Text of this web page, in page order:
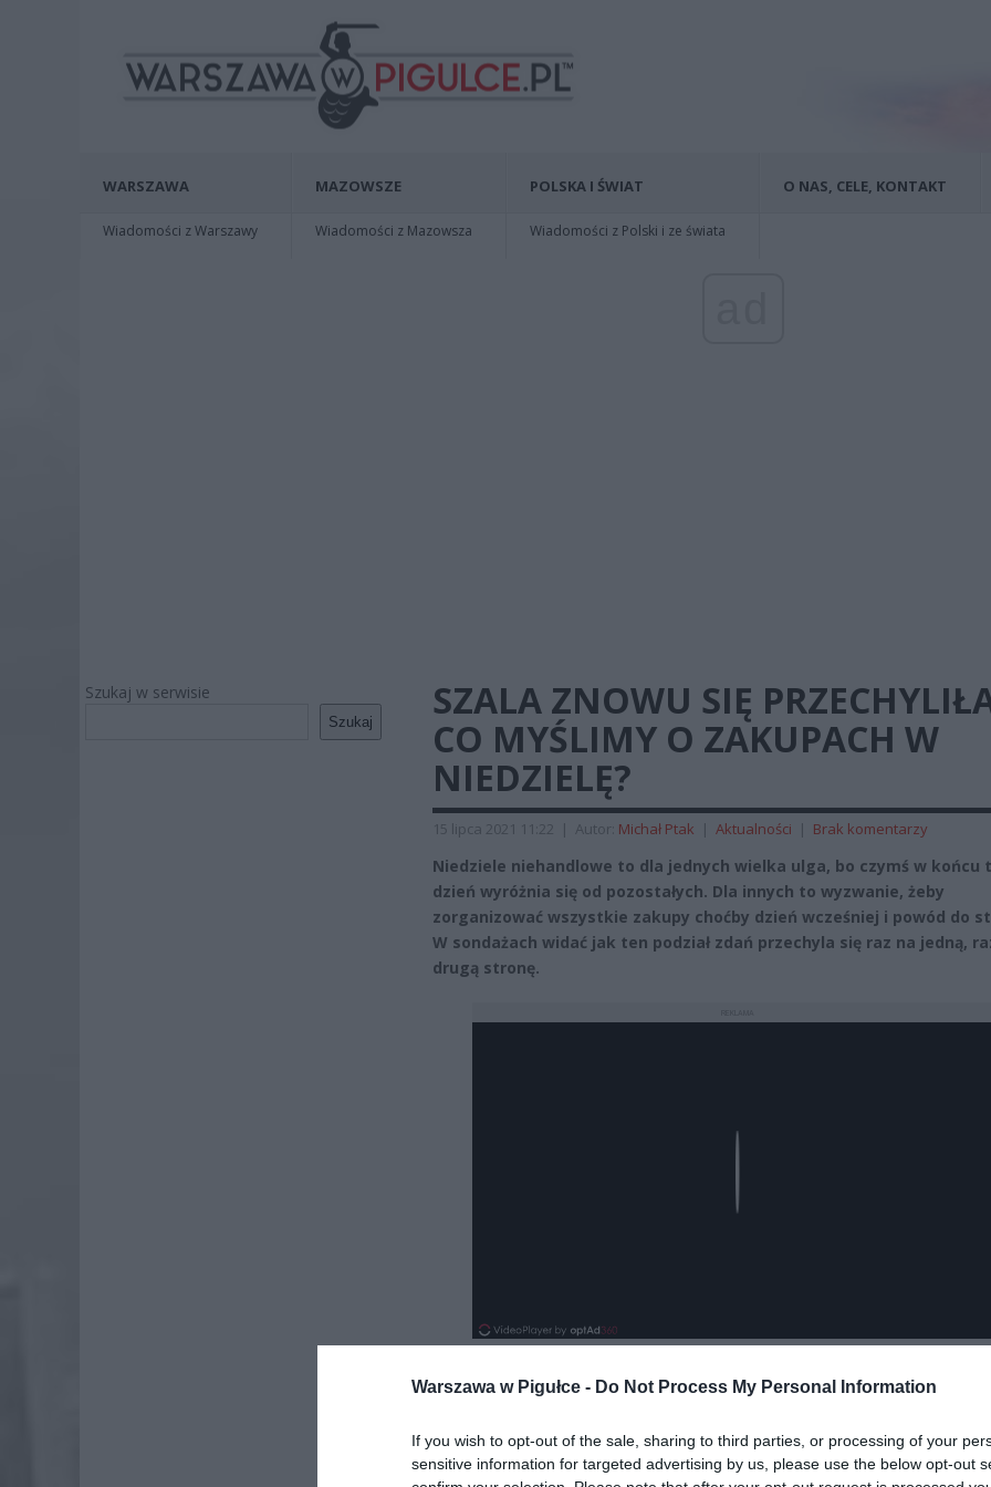
Warszawa w Pigułce - Do Not Process My Personal Information
If you wish to opt-out of the sale, sharing to third parties, or processing of your
sensitive information for targeted advertising by us, please use the below opt-out
WARSZAWA
Wiadomości z Warszawy
MAZOWSZE
Wiadomości z Mazowsza
POLSKA I ŚWIAT
Wiadomości z Polski i ze świata
O NAS, CELE, KONTAKT
Szukaj w serwisie
Szukaj
SZALA ZNOWU SIĘ
CO MYŚLIMY O ZAKUPACH W
NIEDZIELĘ?
15 lipca 2021 11:22 | Autor: Michał Ptak | Aktualności | Brak komentarzy
Niedziele niehandlowe to dla jednych wielka ulga, bo czymś w końcu
dzień wyróżnia się od pozostałych. Dla innych to wyzwanie, żeby
zorganizować wszystkie zakupy choćby dzień wcześniej i powód do
W sondażach widać jak ten podział zdań przechyla się raz na jedną,
drugą stronę.